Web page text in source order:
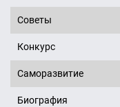
Советы
Конкурс
Саморазвитие
Биография